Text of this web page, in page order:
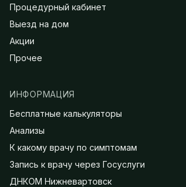
Процедурный кабинет
Выезд на дом
Акции
Прочее
ИНФОРМАЦИЯ
Бесплатные калькуляторы
Анализы
К какому врачу по симптомам
Запись к врачу через Госуслуги
ДНКОМ Нижневартовск